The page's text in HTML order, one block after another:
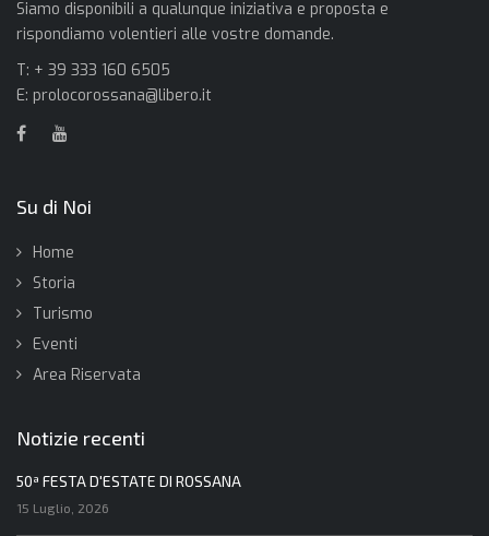
Siamo disponibili a qualunque iniziativa e proposta e
rispondiamo volentieri alle vostre domande.
T: + 39 333 160 6505
E: prolocorossana@libero.it
Su di Noi
Home
Storia
Turismo
Eventi
Area Riservata
Notizie recenti
50ª FESTA D'ESTATE DI ROSSANA
15 Luglio, 2026